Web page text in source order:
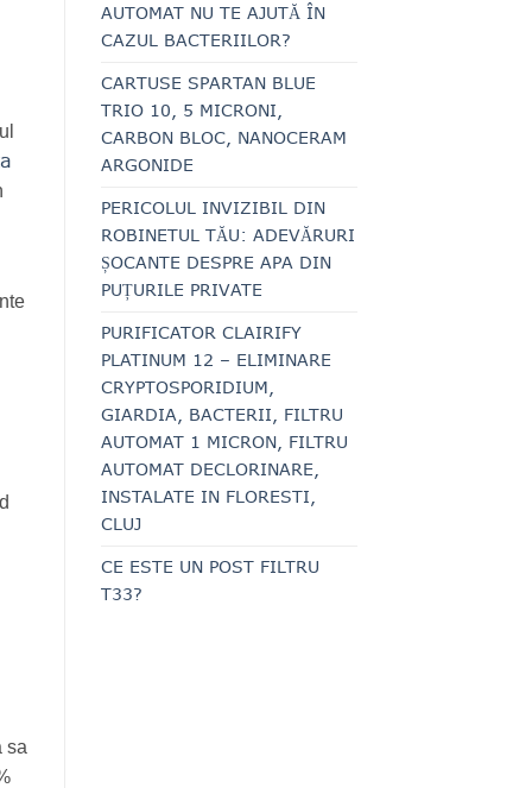
sa
AUTOMAT NU TE AJUTĂ ÎN
CAZUL BACTERIILOR?
CARTUSE SPARTAN BLUE
TRIO 10, 5 MICRONI,
CARBON BLOC, NANOCERAM
ARGONIDE
PERICOLUL INVIZIBIL DIN
ROBINETUL TĂU: ADEVĂRURI
ȘOCANTE DESPRE APA DIN
PUȚURILE PRIVATE
PURIFICATOR CLAIRIFY
PLATINUM 12 – ELIMINARE
CRYPTOSPORIDIUM,
GIARDIA, BACTERII, FILTRU
AUTOMAT 1 MICRON, FILTRU
AUTOMAT DECLORINARE,
INSTALATE IN FLORESTI,
CLUJ
CE ESTE UN POST FILTRU
T33?